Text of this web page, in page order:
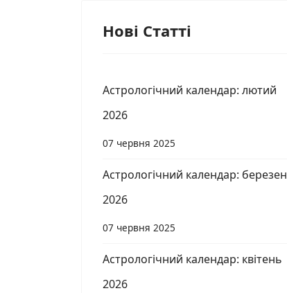
Нові Статті
Астрологічний календар: лютий
2026
07 червня 2025
Астрологічний календар:
2026
07 червня 2025
Астрологічний календар: квітень
2026